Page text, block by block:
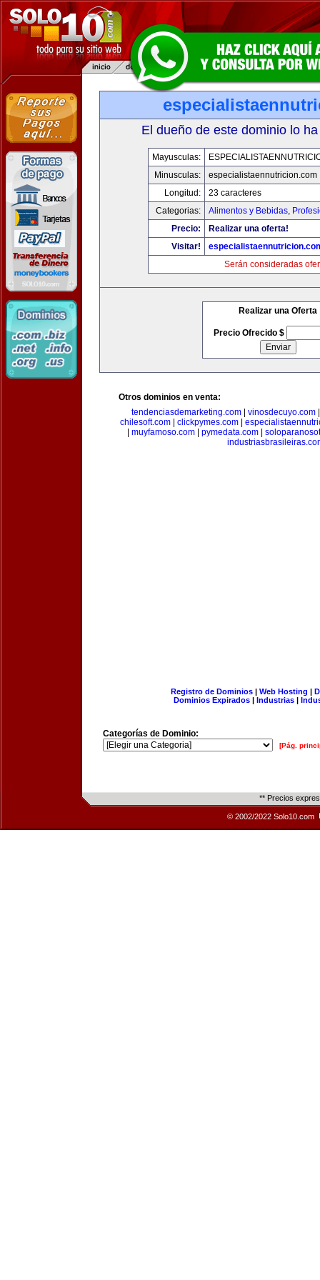
El dueño de este dominio lo
Mayusculas:
Minusculas:
especialistaennutricion.com
Longitud:
23 caracteres
Categorias:
Alimentos y Bebidas,
Precio:
Realizar una oferta!
Visitar!
Serán consideradas
Realizar una Oferta
Precio Ofrecido $
Otros dominios en venta:
tendenciasdemarketing.com| vinosdecuyo.com
chilesoft.com
clickpymes.com
muyfamoso.com pymedata.com
Registro de Dominios| Web Hosting |
Dominios Expirados | Industrias |
Categorías de Dominio:
[Pág.
** Precios
© 2002/2022 Solo10.com